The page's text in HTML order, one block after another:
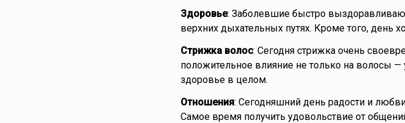
Здоровье: Заболевшие быстро
верхних дыхательных путях. Кроме того, день
Стрижка волос: Сегодня стрижка очень
положительное влияние не только на волосы
здоровье в целом.
Отношения: Сегодняшний день радости и
Самое время получить удовольствие от